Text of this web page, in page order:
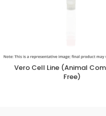
Vero Cell Line (Animal
Free)